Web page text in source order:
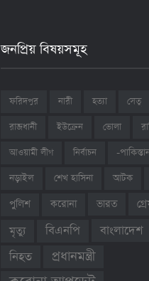
জনপ্রিয় বিষয়সমূহ
ফরিদপুর নারী হত্যা সেতু
রাজধানী ইউক্রেন ভোলা
আওয়ামী লীগ
নির্বাচন
-
নড়াইল
শেখ হাসিনা আটক
পুলিশ
করোনা ভারত
মৃত্যু
বিএনপি
বাংলাদেশ
নিহত
প্রধানমন্ত্রী